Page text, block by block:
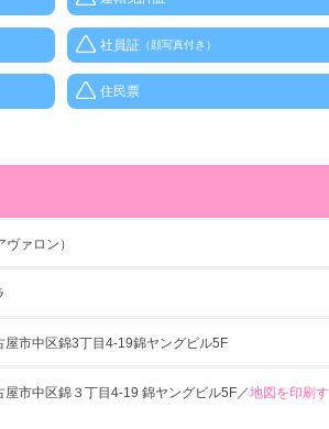
社員証 （顔写真付き）
住民票
ァロン）
屋市中区錦3丁目4-19錦ヤングビル5F
屋市中区錦３丁目4-19 錦ヤングビル5F／地図を印刷す